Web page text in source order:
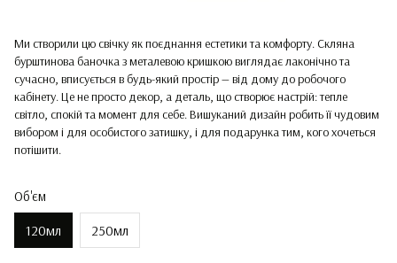
Ми створили цю свічку як поєднання естетики та комфорту. Скляна
бурштинова баночка з металевою кришкою виглядає лаконічно та
сучасно, вписується в будь-який простір — від дому до робочого
кабінету. Це не просто декор, а деталь, що створює настрій: тепле
світло, спокій та момент для себе. Вишуканий дизайн робить її чудовим
вибором і для особистого затишку, і для подарунка тим, кого хочеться
потішити.
Об'єм
120мл 250мл